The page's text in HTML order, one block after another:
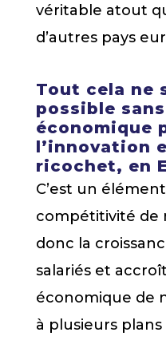
véritable atout
d’autres pays
Tout cela ne
possible
économique
l’innovation
ricochet, en
C’est un
compétitivité de
donc la
salariés et
économique de
à plusieurs